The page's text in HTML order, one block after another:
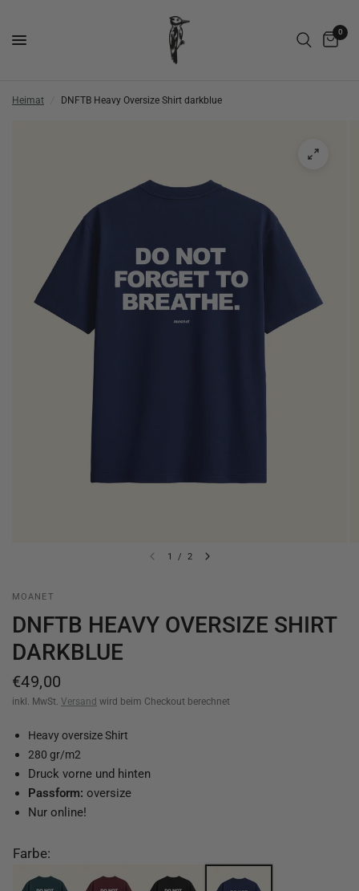
0
Heimat DNFTB Heavy Oversize Shirt darkblue
1 / 2
MOANET
DNFTB HEAVY OVERSIZE SHIRT
DARKBLUE
€49,00
inkl. MwSt. Versand wird beim Checkout berechnet
Heavy oversize Shirt
280 gr/m2
Druck vorne und hinten
Passform: oversize
Nur online!
Farbe: